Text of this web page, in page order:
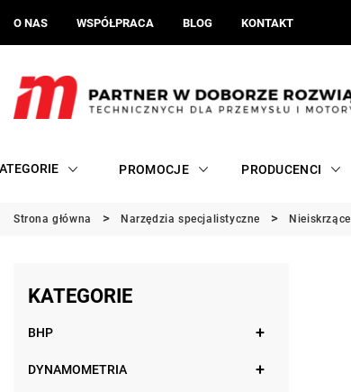
O NAS WSPÓŁPRACA BLOG KONTAKT
PROMOCJE PRODUCENCI
Strona główna Narzędzia specjalistyczne Nieiskrzące
KATEGORIE
BHP
DYNAMOMETRIA